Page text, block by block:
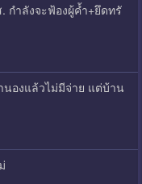
กำลังจะฟ้องผู้ค้ำ+ยึดทรั
นองแล้วไม่มีจ่าย แต่บ้าน